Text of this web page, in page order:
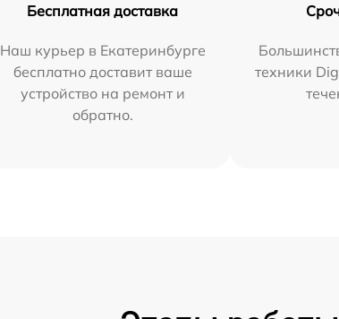
Бесплатная доставка
Наш курьер в Екатеринбурге
бесплатно доставит ваше
устройство на ремонт и
обратно.
техники